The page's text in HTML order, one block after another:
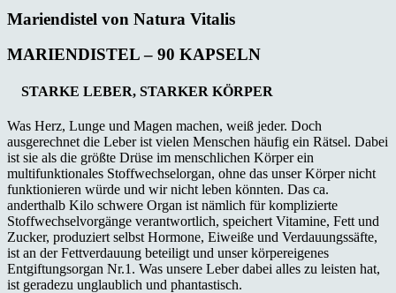
Mariendistel von Natura Vitalis
MARIENDISTEL – 90 KAPSELN
STARKE LEBER, STARKER KÖRPER
Was Herz, Lunge und Magen machen, weiß jeder. Doch
ausgerechnet die Leber ist vielen Menschen häufig ein Rätsel. Dabei
ist sie als die größte Drüse im menschlichen Körper ein
multifunktionales Stoffwechselorgan, ohne das unser Körper nicht
funktionieren würde und wir nicht leben könnten. Das ca.
anderthalb Kilo schwere Organ ist nämlich für komplizierte
Stoffwechselvorgänge verantwortlich, speichert Vitamine, Fett und
Zucker, produziert selbst Hormone, Eiweiße und Verdauungssäfte,
ist an der Fettverdauung beteiligt und unser körpereigenes
Entgiftungsorgan Nr.1. Was unsere Leber dabei alles zu leisten hat,
ist geradezu unglaublich und phantastisch.